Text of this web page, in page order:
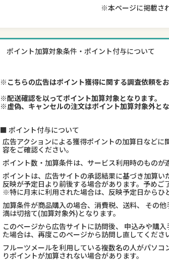
※本ページに掲載さ
ポイント加算対象条件・ポイント付与について
※こちらの広告はポイント獲得に関する調査依頼を
※配送確認を以ってポイント加算対象となります。
※虚偽、キャンセルの注文はポイント加算対象外とな
■ ポイント付与について
広告アクションによる獲得ポイントの加算日など
容をご確認ください。
ポイント数・加算条件は、サービス利用時のものが
ポイントは、広告サイトの承認結果に基づき加算
反映が予定日より前後する場合があります。予めご
※特に月末に利用された場合は、反映予定日からひ
加算条件が商品購入の場合、消費税、送料、 その
満は切捨て(加算対象外)となります。
このページから広告サイトに訪問後、 申込みや購
た場合は、再度このページから訪問し直してくださ
フルーツメールを利用している複数名の人がパソ
りポイントが加算されない場合があります。